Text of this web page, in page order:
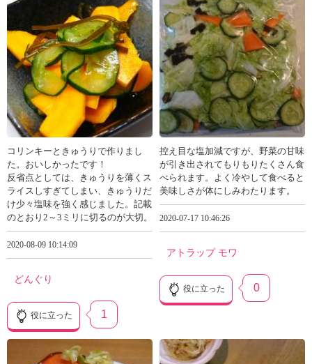
コリンキーときゅうりで作りまし
た。おいしかったです！
反省点としては、きゅうりを薄くス
ライスしすぎてしまい、きゅうりだ
け少々塩味を強く感じました。記載
のとおり2～3ミリに切るのが大切。
2020-08-09 10:14:09
どんぐり
役に立った 1
控え目な塩加減ですが、野菜の甘味
が引き出されてもりもりたくさん食
べられます。よく冷やして食べると
美味しさが体にしみわたります。
2020-07-17 10:46:26
アトラップ モワ
役に立った 0